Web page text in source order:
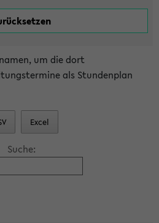
um die dort
als Stundenplan
Excel
Suche: